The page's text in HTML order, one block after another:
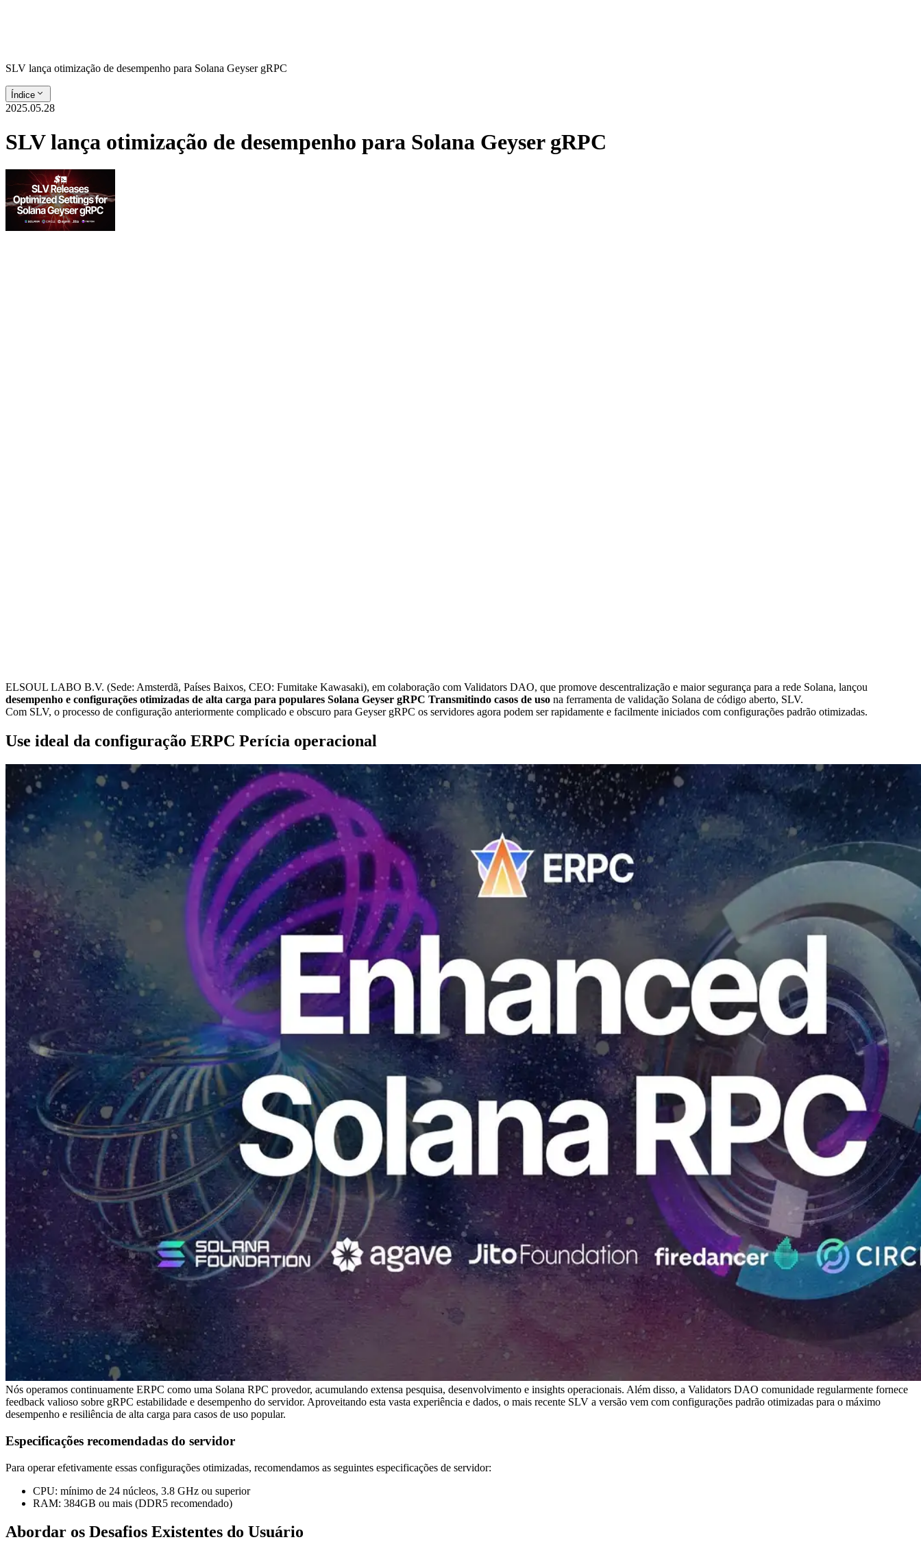
SLV lança otimização de desempenho para Solana Geyser gRPC
Índice
2025.05.28
SLV lança otimização de desempenho para Solana Geyser gRPC
ELSOUL LABO B.V. (Sede: Amsterdã, Países Baixos, CEO: Fumitake Kawasaki), em colaboração com Validators DAO, que promove descentralização e maior segurança para a rede Solana, lançou
desempenho e configurações otimizadas de alta carga para populares Solana Geyser gRPC Transmitindo casos de uso na ferramenta de validação Solana de código aberto, SLV.
Com SLV, o processo de configuração anteriormente complicado e obscuro para Geyser gRPC os servidores agora podem ser rapidamente e facilmente iniciados com configurações padrão otimizadas.
Use ideal da configuração ERPC Perícia operacional
Nós operamos continuamente ERPC como uma Solana RPC provedor, acumulando extensa pesquisa, desenvolvimento e insights operacionais. Além disso, a Validators DAO comunidade regularmente fornece
feedback valioso sobre gRPC estabilidade e desempenho do servidor. Aproveitando esta vasta experiência e dados, o mais recente SLV a versão vem com configurações padrão otimizadas para o máximo
desempenho e resiliência de alta carga para casos de uso popular.
Especificações recomendadas do servidor
Para operar efetivamente essas configurações otimizadas, recomendamos as seguintes especificações de servidor:
CPU: mínimo de 24 núcleos, 3.8 GHz ou superior
RAM: 384GB ou mais (DDR5 recomendado)
Abordar os Desafios Existentes do Usuário